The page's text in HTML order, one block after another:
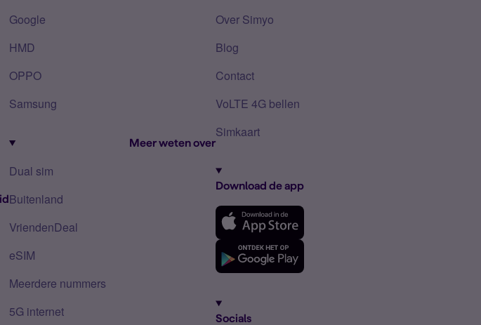
Google
HMD
OPPO
Samsung
Meer weten over
Dual sim
Buitenland
VriendenDeal
eSIM
Meerdere nummers
5G internet
Over Simyo
Blog
Contact
VoLTE 4G bellen
Simkaart
Download de app
Socials